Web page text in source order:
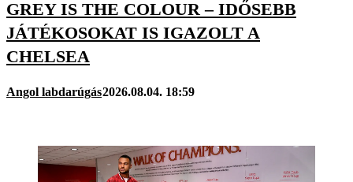
GREY IS THE COLOUR – IDŐSEBB
JÁTÉKOSOKAT IS IGAZOLT A
CHELSEA
Angol labdarúgás2026.08.04. 18:59